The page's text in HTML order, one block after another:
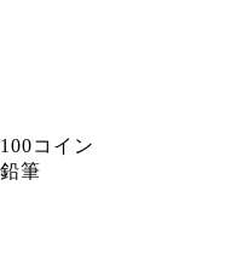
100コイン
鉛筆